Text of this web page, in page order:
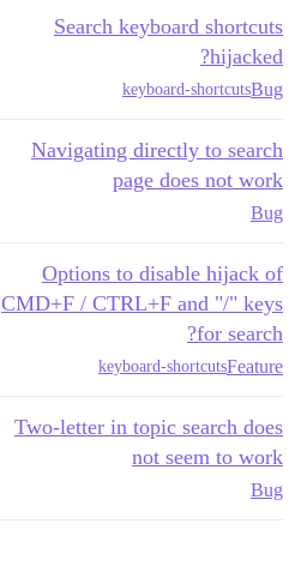
Search keyboard shortcuts
hijacked?
Bug
keyboard-shortcuts
Navigating directly to search
page does not work
Bug
Options to disable hijack of
CMD+F / CTRL+F and "/" keys
for search?
Feature
keyboard-shortcuts
Two-letter in topic search does
not seem to work
Bug